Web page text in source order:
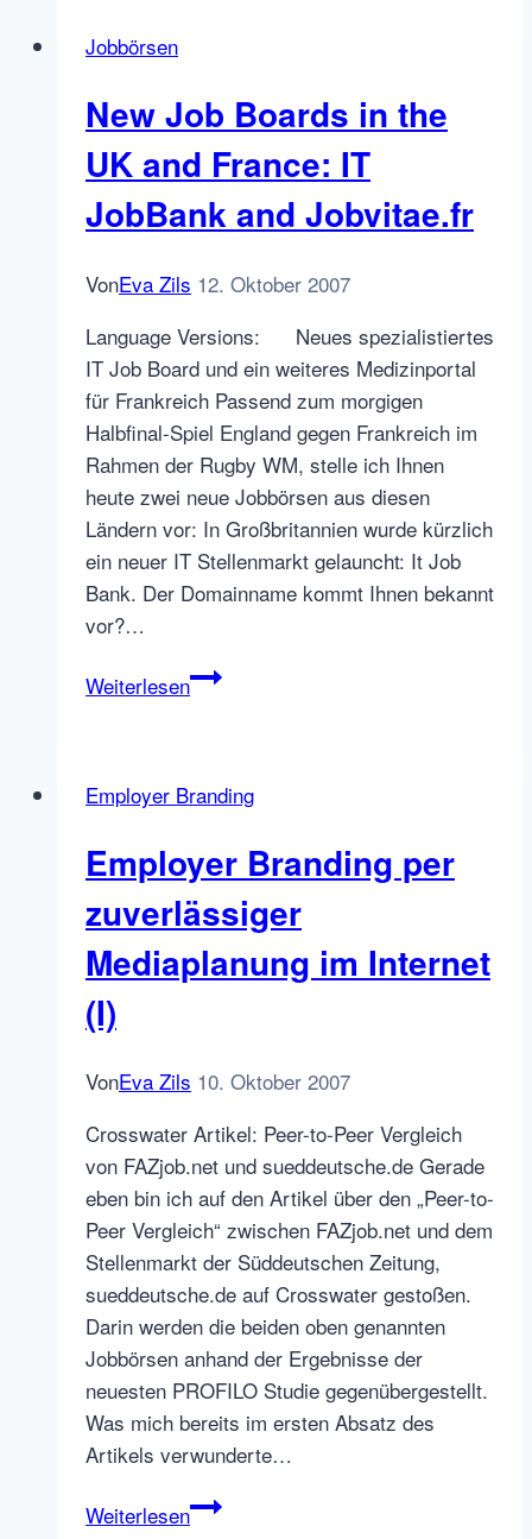
und
Absolventenanzeigen
Jobbörsen
New Job Boards in the
UK and France: IT
JobBank and Jobvitae.fr
VonEva Zils 12. Oktober 2007
Language Versions: Neues spezialistiertes
IT Job Board und ein weiteres Medizinportal
für Frankreich Passend zum morgigen
Halbfinal-Spiel England gegen Frankreich im
Rahmen der Rugby WM, stelle ich Ihnen
heute zwei neue Jobbörsen aus diesen
Ländern vor: In Großbritannien wurde kürzlich
ein neuer IT Stellenmarkt gelauncht: It Job
Bank. Der Domainname kommt Ihnen bekannt
vor?…
WeiterlesenNew
the
and
France:
IT
JobBank
Employer Branding
Employer Branding per
zuverlässiger
Mediaplanung im Internet
(I)
VonEva Zils 10. Oktober 2007
Crosswater Artikel: Peer-to-Peer Vergleich
von FAZjob.net und sueddeutsche.de Gerade
eben bin ich auf den Artikel über den „Peer-to-
Peer Vergleich“ zwischen FAZjob.net und dem
Stellenmarkt der Süddeutschen Zeitung,
sueddeutsche.de auf Crosswater gestoßen.
Darin werden die beiden oben genannten
Jobbörsen anhand der Ergebnisse der
neuesten PROFILO Studie gegenübergestellt.
Was mich bereits im ersten Absatz des
Artikels verwunderte…
WeiterlesenEmployer